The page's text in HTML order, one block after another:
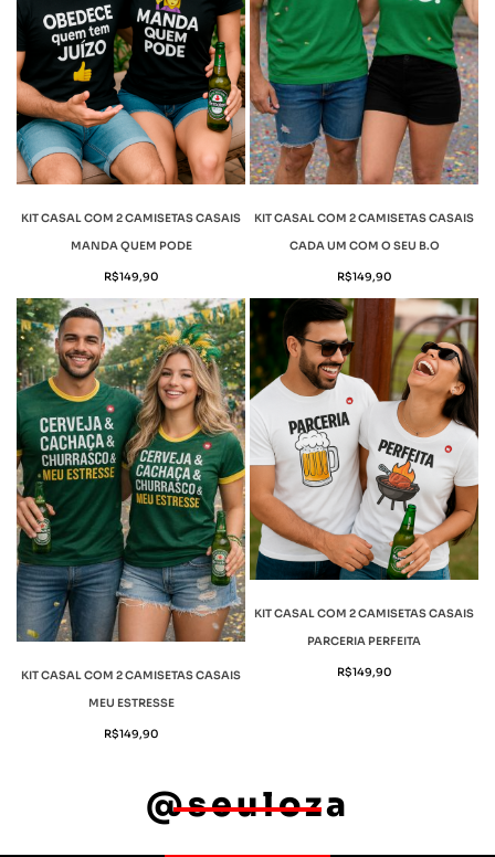
KIT CASAL COM 2 CAMISETAS CASAIS
MANDA QUEM PODE
R$149,90
KIT CASAL COM 2 CAMISETAS CASAIS
CADA UM COM O SEU B.O
R$149,90
KIT CASAL COM 2 CAMISETAS CASAIS
MEU ESTRESSE
R$149,90
KIT CASAL COM 2 CAMISETAS CASAIS
PARCERIA PERFEITA
R$149,90
@seuloza